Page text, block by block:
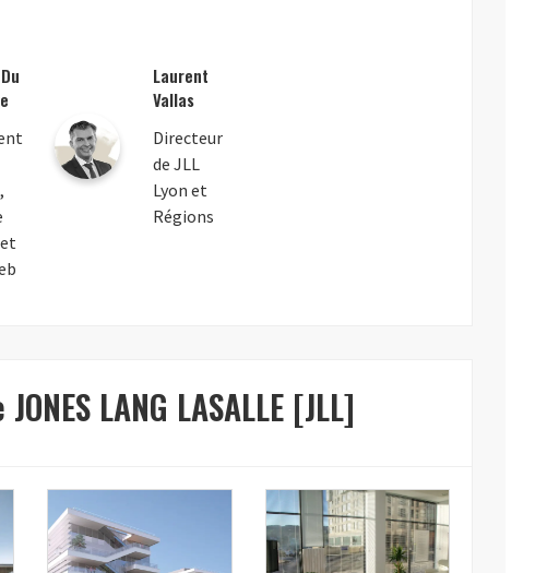
Laurent
Vallas
Directeur
de JLL
Lyon et
Régions
LANG LASALLE [JLL]